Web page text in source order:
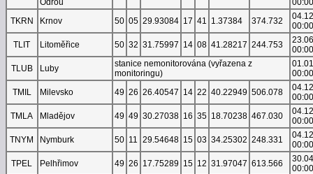
Odrou
00:00
TKRN
Krnov 50 05 29.93084 17 41 1.37384 374.732
00:00
TLIT
Litoměřice 50 32 31.75997 14 08 41.28217 244.753
00:00
TLUB
Luby
stanice nemonitorována (vyřazena z
monitoringu)
00:00
TMIL
Milevsko 49 26 26.40547 14 22 40.22949 506.078
00:00
TMLA
Mladějov 49 49 30.27038 16 35 18.70238 467.030
00:00
TNYM
Nymburk 50 11 29.54648 15 03 34.25302 248.331
00:00
TPEL
Pelhřimov 49 26 17.75289 15 12 31.97047 613.566
00:00